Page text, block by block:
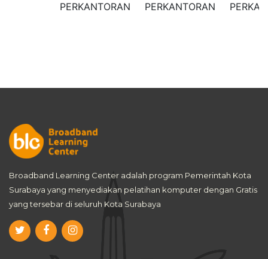
PERKANTORAN
PERKANTORAN
Broadband Learning Center adalah program Pemerintah Kota
Surabaya yang menyediakan pelatihan komputer dengan Gratis
yang tersebar di seluruh Kota Surabaya